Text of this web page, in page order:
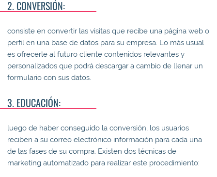
2. CONVERSIÓN:
consiste en convertir las visitas que recibe una página web o
perfil en una base de datos para su empresa. Lo más usual
es ofrecerle al futuro cliente contenidos relevantes y
personalizados que podrá descargar a cambio de llenar un
formulario con sus datos.
3. EDUCACIÓN:
luego de haber conseguido la conversión, los usuarios
reciben a su correo electrónico información para cada una
de las fases de su compra. Existen dos técnicas de
marketing automatizado para realizar este procedimiento: